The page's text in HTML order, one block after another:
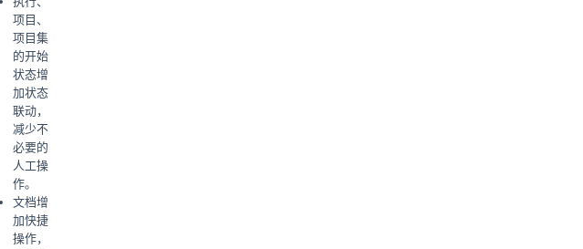
项目、
项目集
的开始
状态增
加状态
联动，
减少不
必要的
人工操
作。
文档增
加快捷
操作，